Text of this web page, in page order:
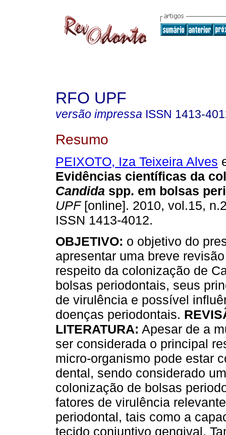
RFO UPF
versão impressa ISSN 1413-
Resumo
PEIXOTO, Iza Teixeira Alves
Evidências científicas da
Candida spp. em bolsas
UPF[online]. 2010, vol.15,
ISSN 1413-4012.
OBJETIVO: o objetivo do
apresentar uma breve
respeito da colonização de
bolsas periodontais, seus
de virulência e possível
doenças periodontais.
LITERATURA: Apesar de a
ser considerada o principal
micro-organismo pode estar
dental, sendo considerado
colonização de bolsas
fatores de virulência
periodontal, tais como a
tecido conjuntivo gengival.